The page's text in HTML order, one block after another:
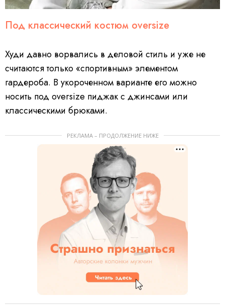
Под классический костюм oversize
Худи давно ворвались в деловой стиль и уже не
считаются только «спортивным» элементом
гардероба. В укороченном варианте его можно
носить под oversize пиджак с джинсами или
классическими брюками.
РЕКЛАМА – ПРОДОЛЖЕНИЕ НИЖЕ